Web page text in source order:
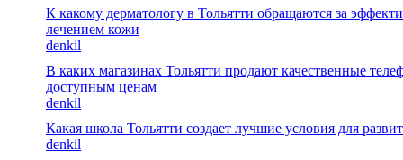
К какому дерматологу в Тольятти обращаются за
лечением кожи
denkil
В каких магазинах Тольятти продают качественные
доступным ценам
denkil
Какая школа Тольятти создает лучшие условия для
denkil